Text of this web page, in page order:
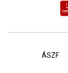
ÁSZF